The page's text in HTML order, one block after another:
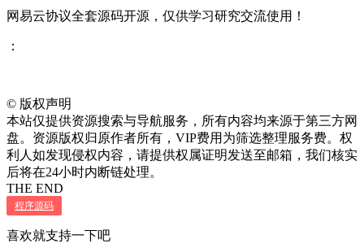
网易云协议全套源码开源，仅供学习研究交流使用！
：
© 版权声明
本站仅提供资源搜索与导航服务，所有内容均来源于第三方网
盘。资源版权归原作者所有，VIP费用为筛选整理服务费。权
利人如发现侵权内容，请提供权属证明发送至邮箱，我们核实
后将在24小时内断链处理。
THE END
程序源码
喜欢就支持一下吧